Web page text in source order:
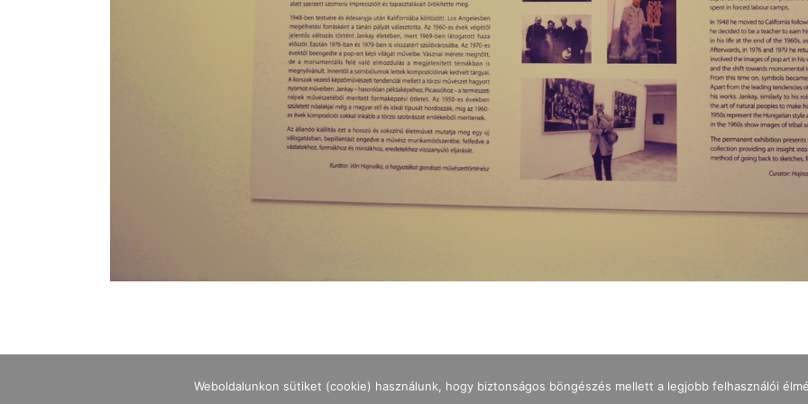
IMPRESSZUM ADATKEZELÉS NYITVATARTÁS JEGYÁRAK
Weboldalunkon sütiket (cookie) használunk, hogy biztonságos böngészés mellett a legjobb felhasználói